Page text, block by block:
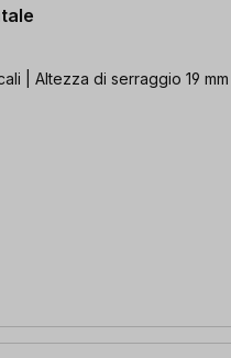
| Altezza di serraggio 19